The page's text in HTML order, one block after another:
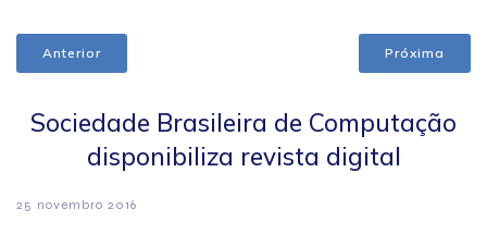
Anterior Próxima
Sociedade Brasileira de Computação
disponibiliza revista digital
25 novembro 2016